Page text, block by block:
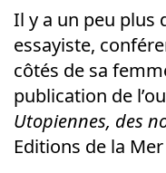
Il y a un peu plus
essayiste,
côtés de sa
publication de
Utopiennes, des
Editions de la